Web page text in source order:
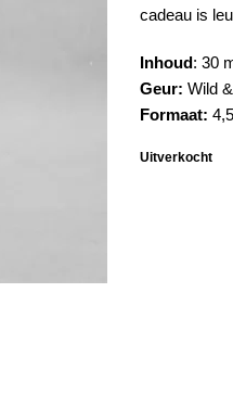
cadeau is
Inhoud: 30
Geur: Wild
Formaat:
Uitverkocht